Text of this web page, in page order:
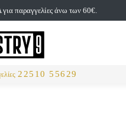
παραγγελίες άνω των 60€.
22510 55629